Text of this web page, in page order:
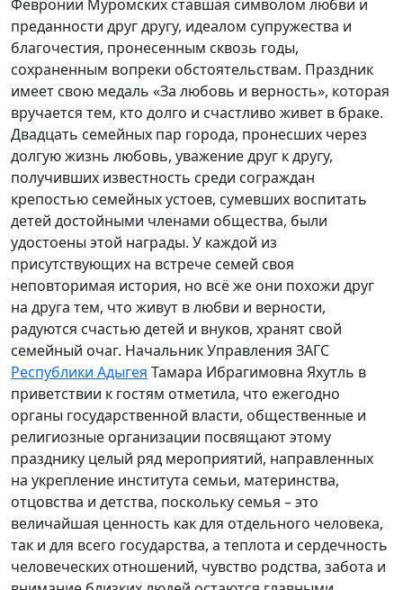
Февронии Муромских ставшая символом любви и
преданности друг другу, идеалом супружества и
благочестия, пронесенным сквозь годы,
сохраненным вопреки обстоятельствам. Праздник
имеет свою медаль «За любовь и верность», которая
вручается тем, кто долго и счастливо живет в браке.
Двадцать семейных пар города, пронесших через
долгую жизнь любовь, уважение друг к другу,
получивших известность среди сограждан
крепостью семейных устоев, сумевших воспитать
детей достойными членами общества, были
удостоены этой награды. У каждой из
присутствующих на встрече семей своя
неповторимая история, но всё же они похожи друг
на друга тем, что живут в любви и верности,
радуются счастью детей и внуков, хранят свой
семейный очаг. Начальник Управления ЗАГС
Республики Адыгея Тамара Ибрагимовна Яхутль в
приветствии к гостям отметила, что ежегодно
органы государственной власти, общественные и
религиозные организации посвящают этому
празднику целый ряд мероприятий, направленных
на укрепление института семьи, материнства,
отцовства и детства, поскольку семья – это
величайшая ценность как для отдельного человека,
так и для всего государства, а теплота и сердечность
человеческих отношений, чувство родства, забота и